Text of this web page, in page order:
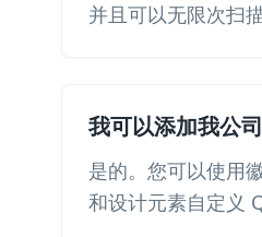
并且可以无限次扫描
我可以添加我公
是的。您可以使用
和设计元素自定义